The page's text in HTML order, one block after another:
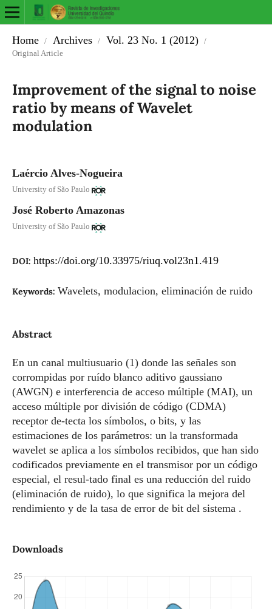
Home / Archives / Vol. 23 No. 1 (2012)
/
Original Article
Improvement of the signal to noise
ratio by means of Wavelet
modulation
Laércio Alves-Nogueira
University of São Paulo
José Roberto Amazonas
University of São Paulo
DOI: https://doi.org/10.33975/riuq.vol23n1.419
Keywords: Wavelets, modulacion, eliminación de ruido
Abstract
En un canal multiusuario (1) donde las señales son
corrompidas por ruído blanco aditivo gaussiano
(AWGN) e interferencia de acceso múltiple (MAI), un
acceso múltiple por división de código (CDMA)
receptor de-tecta los símbolos, o bits, y las
estimaciones de los parámetros: un la transformada
wavelet se aplica a los símbolos recibidos, que han sido
codificados previamente en el transmisor por un código
especial, el resul-tado final es una reducción del ruido
(eliminación de ruido), lo que significa la mejora del
rendimiento y de la tasa de error de bit del sistema .
Downloads